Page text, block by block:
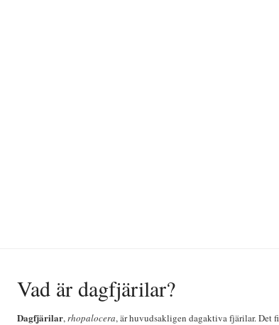
Vad är dagfjärilar?
Dagfjärilar,rhopalocera, är huvudsakligen dagaktiva fjärilar. Det